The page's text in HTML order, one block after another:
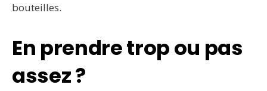
bouteilles.
En prendre trop ou pas
assez ?